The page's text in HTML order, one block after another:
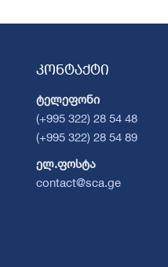
კონტაქტი
ტელეფონი
(+995 322) 28 54 48
(+995 322) 28 54 89
ელ.ფოსტა
contact@sca.ge